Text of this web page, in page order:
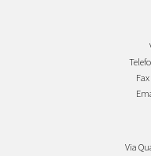
Fax
Via